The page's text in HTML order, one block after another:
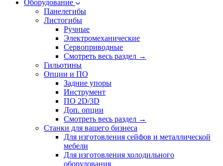
Оборудование
Панелегибы
Листогибы
Ручные
Электромеханические
Сервоприводные
Смотреть весь раздел →
Гильотины
Опции и ПО
Задние упоры
Инструмент
ПО 2D/3D
Доп. опции
Смотреть весь раздел →
Станки для вашего бизнеса
Для изготовления сейфов и металлической
мебели
Для изготовления холодильного
оборудования